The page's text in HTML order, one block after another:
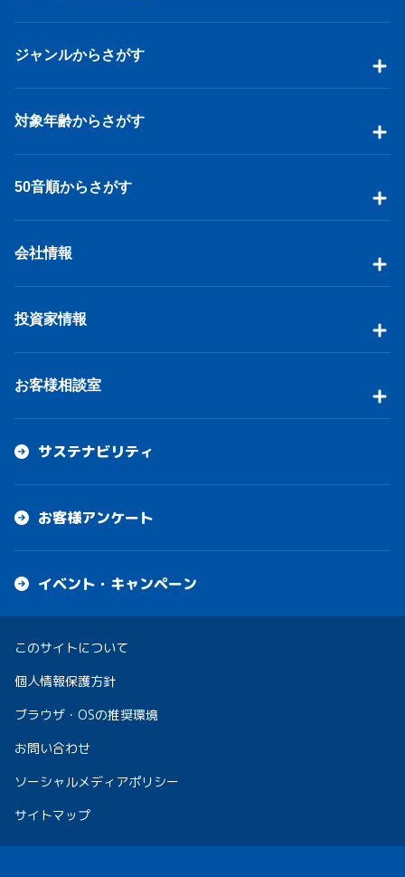
ジャンルからさがす
対象年齢からさがす
50音順からさがす
会社情報
投資家情報
お客様相談室
サステナビリティ
お客様アンケート
イベント・キャンペーン
このサイトについて
個人情報保護方針
ブラウザ・OSの推奨環境
お問い合わせ
ソーシャルメディアポリシー
サイトマップ